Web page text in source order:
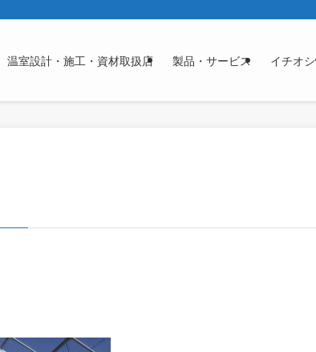
温室設計・施工・資材取扱店 製品・サービス イチオ